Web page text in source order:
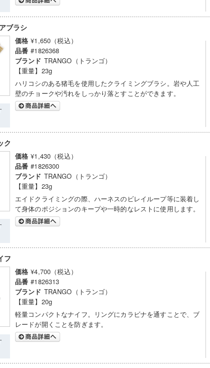
ブラシ
価格 ¥1,650（税込）
品番 #1826368
ブランド TRANGO（トランゴ）
【重量】23g
ハリコシのある猪毛を使用したクライミングブラシ。岩や人工
壁のチョークや汚れをしっかり落とすことができます。
ク
価格 ¥1,430（税込）
品番 #1826300
ブランド TRANGO（トランゴ）
【重量】23g
エイドクライミングの際、ハーネスのビレイループ等に装着し
て身体のポジションのキープや一時的なレストに使用します。
フ
価格 ¥4,700（税込）
品番 #1826313
ブランド TRANGO（トランゴ）
【重量】20g
軽量コンパクトなナイフ。リングにカラビナを通すことで、ブ
レードが開くことを防ぎます。